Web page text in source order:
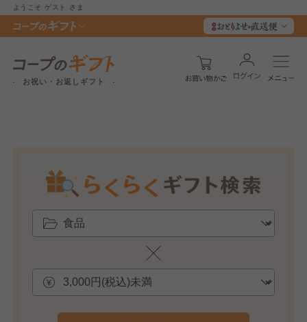
ようこそ ゲスト さま
お祝い・お返しギフト